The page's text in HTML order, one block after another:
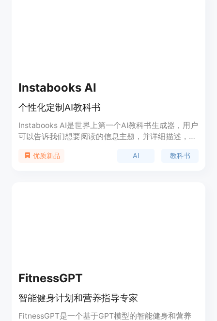
Instabooks AI
个性化定制AI教科书
Instabooks AI是世界上第一个AI教科书生成器，用户
可以告诉我们想要阅读的信息主题，并详细描述，我
书，让您深入了解任何主题。
优质新品 AI 教科书
FitnessGPT
智能健身计划和营养指导专家
FitnessGPT是一个基于GPT模型的智能健身和营养